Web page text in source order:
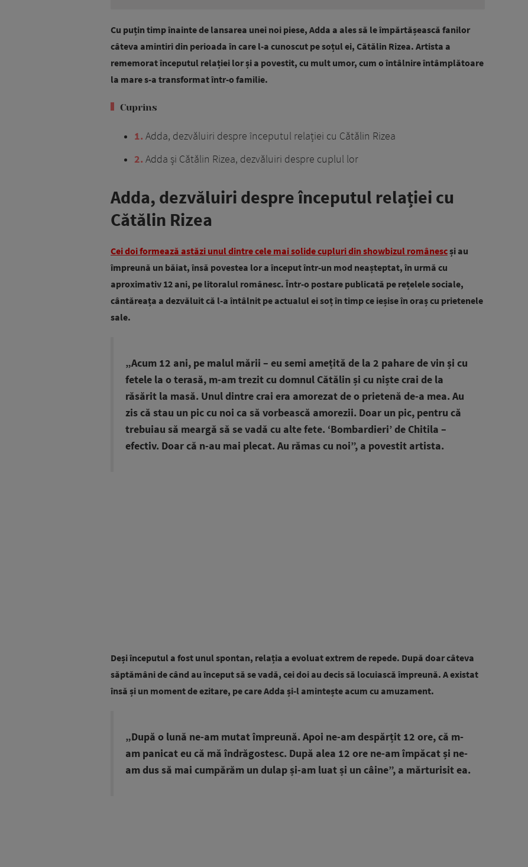
Cu puțin timp înainte de lansarea unei noi piese, Adda a ales să le împărtășească fanilor
câteva amintiri din perioada în care l-a cunoscut pe soțul ei, Cătălin Rizea. Artista a
rememorat începutul relației lor și a povestit, cu mult umor, cum o întâlnire întâmplătoare
la mare s-a transformat într-o familie.
Cuprins
1 Adda, dezvăluiri despre începutul relației cu Cătălin Rizea
2 Adda și Cătălin Rizea, dezvăluiri despre cuplul lor
Adda, dezvăluiri despre începutul relației cu
Cătălin Rizea
Cei doi formează astăzi unul dintre cele mai solide cupluri din showbizul românescși au
împreună un băiat, însă povestea lor a început într-un mod neașteptat, în urmă cu
aproximativ 12 ani, pe litoralul românesc. Într-o postare publicată pe rețelele sociale,
cântăreața a dezvăluit că l-a întâlnit pe actualul ei soț în timp ce ieșise în oraș cu prietenele
sale.
„Acum 12 ani, pe malul mării – eu semi amețită de la 2 pahare de vin și cu
fetele la o terasă, m-am trezit cu domnul Cătălin și cu niște crai de la
răsărit la masă. Unul dintre crai era amorezat de o prietenă de-a mea. Au
zis că stau un pic cu noi ca să vorbească amorezii. Doar un pic, pentru că
trebuiau să meargă să se vadă cu alte fete. ‘Bombardieri’ de Chitila –
efectiv. Doar că n-au mai plecat. Au rămas cu noi”, a povestit artista.
Deși începutul a fost unul spontan, relația a evoluat extrem de repede. După doar câteva
săptămâni de când au început să se vadă, cei doi au decis să locuiască împreună. A existat
însă și un moment de ezitare, pe care Adda și-l amintește acum cu amuzament.
„După o lună ne-am mutat împreună. Apoi ne-am despărțit 12 ore, că m-
am panicat eu că mă îndrăgostesc. După alea 12 ore ne-am împăcat și ne-
am dus să mai cumpărăm un dulap și-am luat și un câine”, a mărturisit ea.